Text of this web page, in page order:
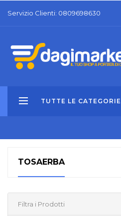
Servizio Clienti: 0809698630
TUTTE LE CATEGORIE
TOSAERBA
Filtra i Prodotti